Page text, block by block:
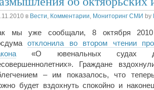
в Вести, Комментарии, Мониторинг СМИ by
мы уже сообщали, 8 октября
отклонила во втором чтении
«О ювенальных судах
Граждане
– им показалось, что
будет вздохнуть спокойно и